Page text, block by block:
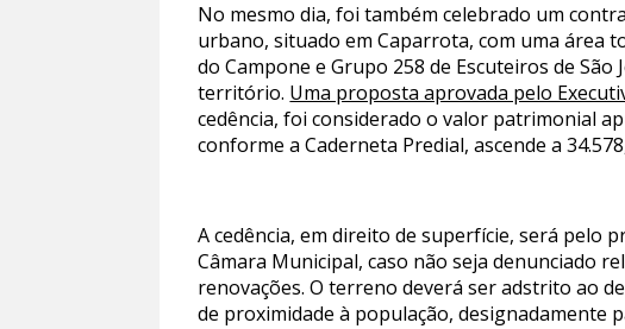
No mesmo dia, foi também celebrado um
urbano, situado em Caparrota, com uma área
do Campone e Grupo 258 de Escuteiros de
território. Uma proposta aprovada pelo
cedência, foi considerado o valor patrimonial
conforme a Caderneta Predial, ascende a
A cedência, em direito de superfície, será pelo
Câmara Municipal, caso não seja denunciado
renovações. O terreno deverá ser adstrito ao
de proximidade à população, designadamente